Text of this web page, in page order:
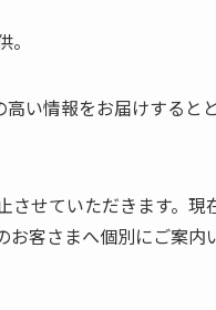
。
い情報をお届けすると
せていただきます。現
客さまへ個別にご案内